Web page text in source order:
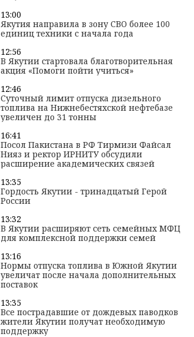
13:00
Якутия направила в зону СВО более 100
единиц техники с начала года
12:56
В Якутии стартовала благотворительная
акция «Помоги пойти учиться»
12:46
Суточный лимит отпуска дизельного
топлива на Нижнебестяхской нефтебазе
увеличен до 31 тонны
16:41
Посол Пакистана в РФ Тирмизи Файсал
Нияз и ректор ИРНИТУ обсудили
расширение академических связей
13:35
Гордость Якутии - тринадцатый Герой
России
13:32
В Якутии расширяют сеть семейных МФЦ
для комплексной поддержки семей
13:16
Нормы отпуска топлива в Южной Якутии
увеличат после начала дополнительных
поставок
13:35
Все пострадавшие от дождевых паводков
жители Якутии получат необходимую
поддержку